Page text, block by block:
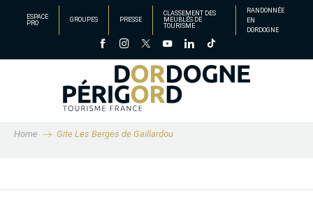
principal
ESPACE
PRO
GROUPES PRESSE
CLASSEMENT DES
MEUBLÉS DE
TOURISME
RANDONNÉE
EN
DORDOGNE
Home Gite Les Berges de Gaillardou